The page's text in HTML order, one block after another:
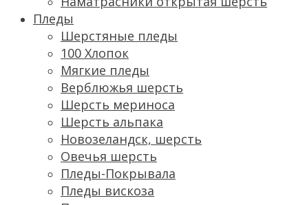
Пледы
Шерстяные пледы
100 Хлопок
Мягкие пледы
Верблюжья шерсть
Шерсть мериноса
Шерсть альпака
Новозеландск, шерсть
Овечья шерсть
Пледы-Покрывала
Пледы вискоза